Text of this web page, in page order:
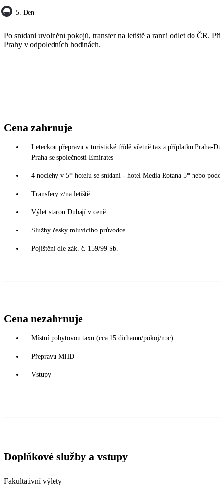
5. Den
Po snídani uvolnění pokojů, transfer na letiště a ranní odlet do ČR.
Prahy v odpoledních hodinách.
Cena zahrnuje
Leteckou přepravu v turistické třídě včetně tax a příplatků Praha-
Praha se společností Emirates
4 noclehy v 5* hotelu se snídaní - hotel Media Rotana 5* nebo
Transfery z/na letiště
Výlet starou Dubají v ceně
Služby česky mluvícího průvodce
Pojištění dle zák. č. 159/99 Sb.
Cena nezahrnuje
Místní pobytovou taxu (cca 15 dirhamů/pokoj/noc)
Přepravu MHD
Vstupy
Doplňkové služby a vstupy
Fakultativní výlety